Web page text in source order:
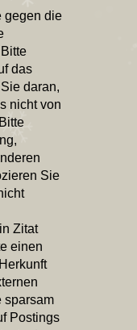
gegen die
das
daran,
nicht von
Sie
Zitat
einen
sparsam
Postings